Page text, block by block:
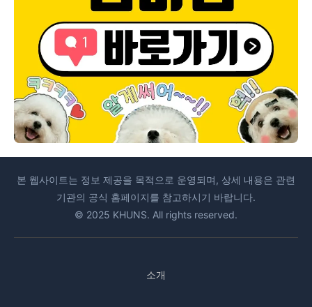
본 웹사이트는 정보 제공을 목적으로 운영되며, 상세 내용은 관련
기관의 공식 홈페이지를 참고하시기 바랍니다.
© 2025 KHUNS. All rights reserved.
소개